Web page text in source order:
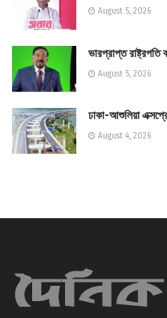
August 5, 2026
ভারপ্রাপ্ত
August 5, 2026
ঢাকা-আশুলিয়া
August 4, 2026